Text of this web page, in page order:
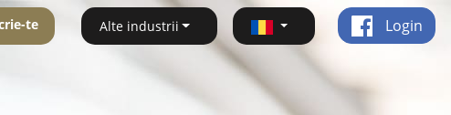
te Alte industrii Login